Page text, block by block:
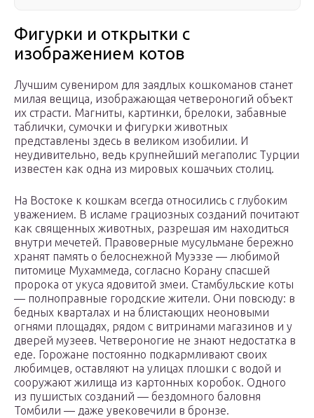
Фигурки и открытки с
изображением котов
Лучшим сувениром для заядлых кошкоманов станет
милая вещица, изображающая четвероногий объект
их страсти. Магниты, картинки, брелоки, забавные
таблички, сумочки и фигурки животных
представлены здесь в великом изобилии. И
неудивительно, ведь крупнейший мегаполис Турции
известен как одна из мировых кошачьих столиц.
На Востоке к кошкам всегда относились с глубоким
уважением. В исламе грациозных созданий почитают
как священных животных, разрешая им находиться
внутри мечетей. Правоверные мусульмане бережно
хранят память о белоснежной Муэззе — любимой
питомице Мухаммеда, согласно Корану спасшей
пророка от укуса ядовитой змеи. Стамбульские коты
— полноправные городские жители. Они повсюду: в
бедных кварталах и на блистающих неоновыми
огнями площадях, рядом с витринами магазинов и у
дверей музеев. Четвероногие не знают недостатка в
еде. Горожане постоянно подкармливают своих
любимцев, оставляют на улицах плошки с водой и
сооружают жилища из картонных коробок. Одного
из пушистых созданий — бездомного баловня
Томбили — даже увековечили в бронзе.